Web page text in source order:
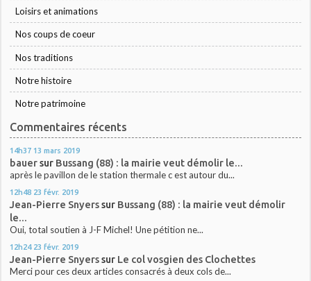
Loisirs et animations
Nos coups de coeur
Nos traditions
Notre histoire
Notre patrimoine
Commentaires récents
14h37 13 mars 2019
bauersur Bussang (88) : la mairie veut démolir le...
après le pavillon de le station thermale c est autour du...
12h48 23 févr. 2019
Jean-Pierre Snyerssur Bussang (88) : la mairie veut démolir
le...
Oui, total soutien à J-F Michel! Une pétition ne...
12h24 23 févr. 2019
Jean-Pierre Snyerssur Le col vosgien des Clochettes
Merci pour ces deux articles consacrés à deux cols de...